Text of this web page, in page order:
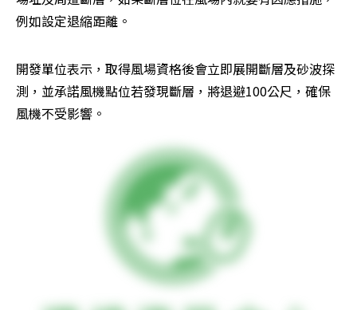
例如設定退縮距離。
開發單位表示，取得風場資格後會立即展開斷層及砂波探
測，並承諾風機點位若發現斷層，將退避100公尺，確保
風機不受影響。